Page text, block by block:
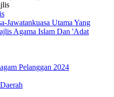
Jawatankuasa Utama Yang
Agama Islam Dan 'Adat
Pelanggan 2024